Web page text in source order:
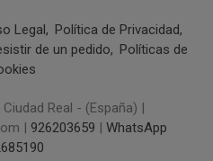
Legal
Política de Privacidad
de un pedido
Políticas de
Real - (España) |
| 926203659 | WhatsApp